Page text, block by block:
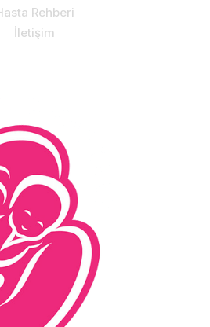
Rehberi
İletişim